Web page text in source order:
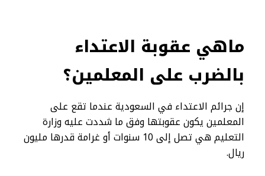
ماهي عقوبة الاعتداء
بالضرب على المعلمين؟
إن جرائم الاعتداء في السعودية عندما تقع على
المعلمين يكون عقوبتها وفق ما شددت عليه وزارة
التعليم هي تصل إلى 10 سنوات أو غرامة قدرها مليون
ريال.